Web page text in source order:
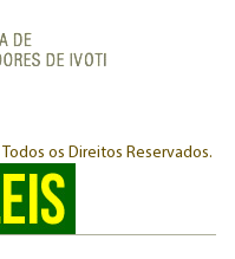
Todos os Direitos Reservados.